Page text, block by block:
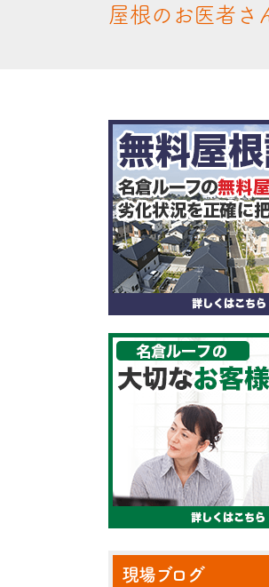
屋根のお医者さ
現場ブログ